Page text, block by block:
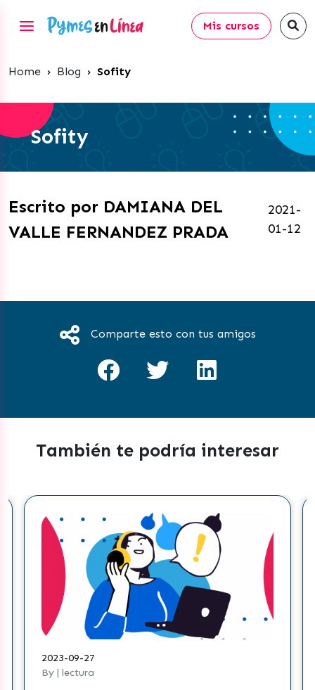
Mis cursos
Home › Blog › Sofity
Sofity
Escrito por DAMIANA DEL
VALLE FERNANDEZ PRADA
2021-
01-12
Comparte esto con tus amigos
También te podría interesar
2023-09-27
By | lectura